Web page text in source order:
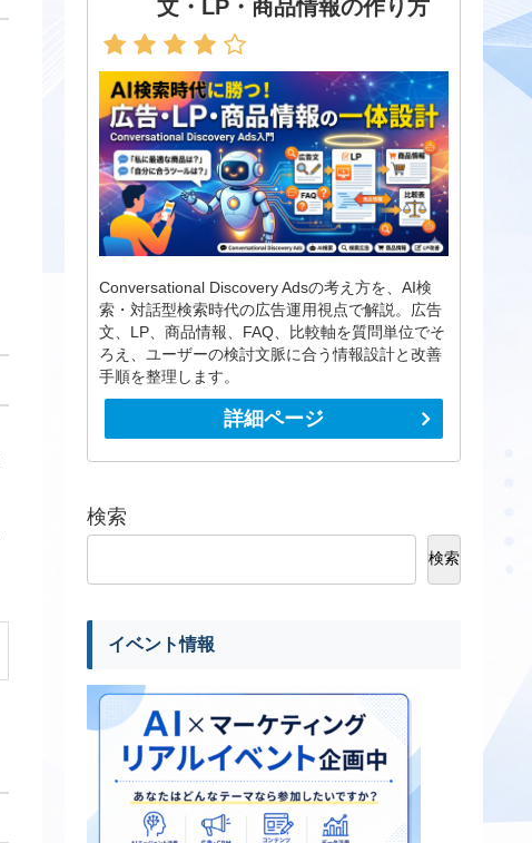
文・LP・商品情報の作り方
Conversational Discovery Adsの考え方を、AI検
索・対話型検索時代の広告運用視点で解説。広告
文、LP、商品情報、FAQ、比較軸を質問単位でそ
ろえ、ユーザーの検討文脈に合う情報設計と改善
手順を整理します。
詳細ページ
検索
検索
イベント情報